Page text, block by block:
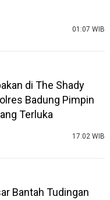
01:07 WIB
di The Shady
Badung Pimpin
Terluka
17:02 WIB
Bantah Tudingan